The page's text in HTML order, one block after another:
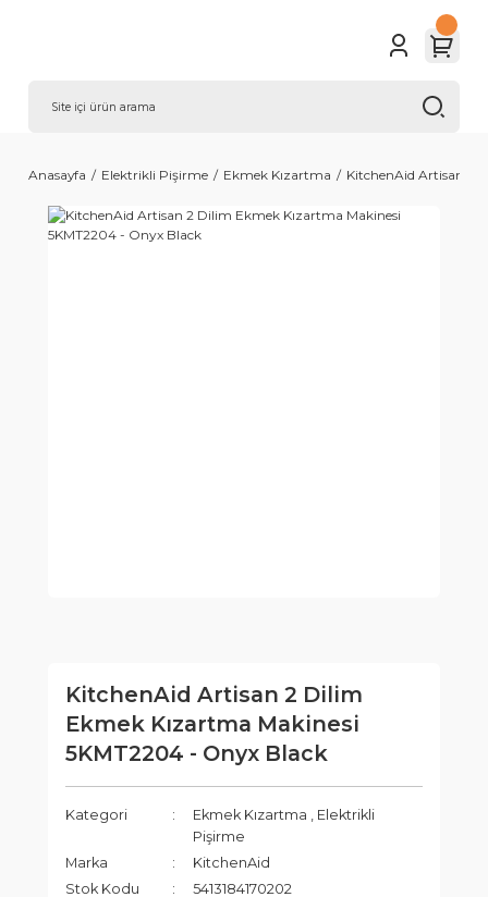
Anasayfa Elektrikli Pişirme Ekmek Kızartma KitchenAid Artisan 2
KitchenAid Artisan 2 Dilim
Ekmek Kızartma Makinesi
5KMT2204 - Onyx Black
Kategori Ekmek Kızartma , Elektrikli
Pişirme
Marka
KitchenAid
Stok Kodu
5413184170202